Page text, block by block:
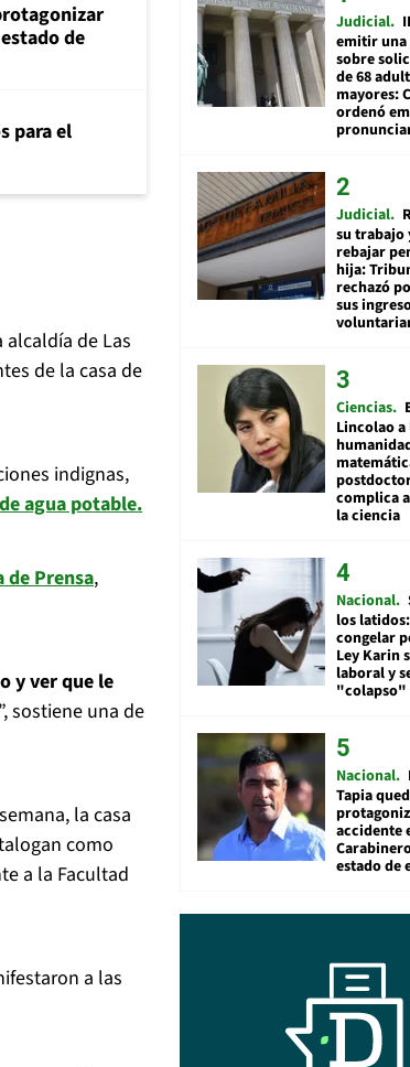
de
para el
de Las
de la casa de
indignas,
agua potable.
de Prensa,
y ver que le
”, sostiene una de
la casa
como
a la Facultad
a las
Judicial
emitir
sobre
de 68
mayores:
ordenó
Judicial
su trabajo
rebajar
hija:
rechazó
sus
Ciencias
Lincolao a
complica
la ciencia
Nacional
los
congelar
Ley Karin
laboral y
"colapso"
Nacional
Tapia
accidente
estado de